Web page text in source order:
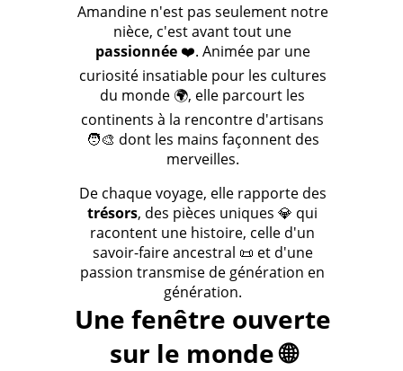
Amandine n'est pas seulement notre
nièce, c'est avant tout une
passionnée❤️. Animée par une
curiosité insatiable pour les cultures
du monde 🌍, elle parcourt les
continents à la rencontre d'artisans
🧑‍🎨 dont les mains façonnent des
merveilles.
De chaque voyage, elle rapporte des
trésors, des pièces uniques 💎 qui
racontent une histoire, celle d'un
savoir-faire ancestral 📜 et d'une
passion transmise de génération en
génération.
Une fenêtre ouverte
sur le monde 🌐